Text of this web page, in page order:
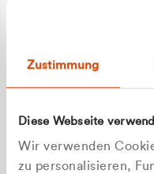
Zustimmung
Diese Webseite
Wir verwenden
zu personalisieren,
+49 177 8376058